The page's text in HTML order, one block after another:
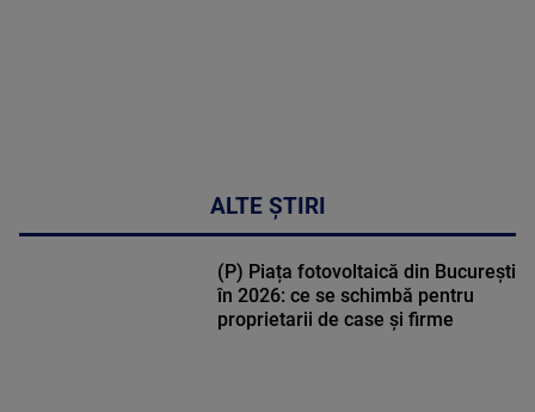
ALTE ȘTIRI
(P) Piața fotovoltaică din București
în 2026: ce se schimbă pentru
proprietarii de case și firme